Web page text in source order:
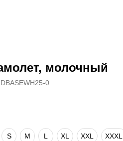
молочный
0
S M L XL XXL XXXL